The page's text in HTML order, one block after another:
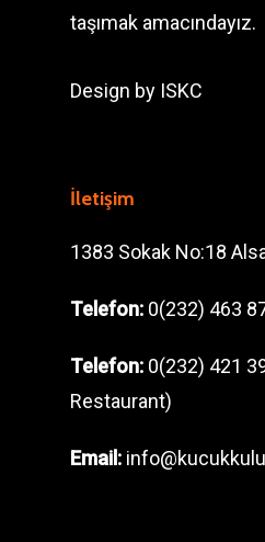
taşımak amacındayız.
Design by ISKC
İletişim
1383 Sokak No:18
Telefon: 0(232) 463
Telefon: 0(232) 421
Restaurant)
Email: